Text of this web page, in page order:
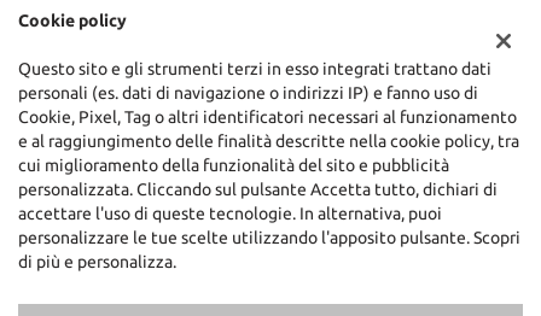
Dati fiscali:
Via Francesca V.P. 953, Monsummano Terme (PT)
C.F/P.IVA:01904480470
Registro delle imprese:PT
Cookie policy
Questo sito e gli strumenti terzi in esso integrati trattano dati
personali (es. dati di navigazione o indirizzi IP) e fanno uso di
Cookie, Pixel, Tag o altri identificatori necessari al funzionamento
e al raggiungimento delle finalità descritte nella cookie policy, tra
cui miglioramento della funzionalità del sito e pubblicità
personalizzata. Cliccando sul pulsante Accetta tutto, dichiari di
accettare l'uso di queste tecnologie. In alternativa, puoi
personalizzare le tue scelte utilizzando l'apposito pulsante. Scopri
di più e personalizza.